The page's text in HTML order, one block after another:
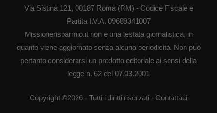
Via Sistina 121, 00187 Roma (RM) - Codice Fiscale e
Partita I.V.A. 09689341007
Missionerisparmio.it non è una testata giornalistica, in
quanto viene aggiornato senza alcuna periodicità. Non può
pertanto considerarsi un prodotto editoriale ai sensi della
legge n. 62 del 07.03.2001
Copyright ©2026 - Tutti i diritti riservati - Contattaci